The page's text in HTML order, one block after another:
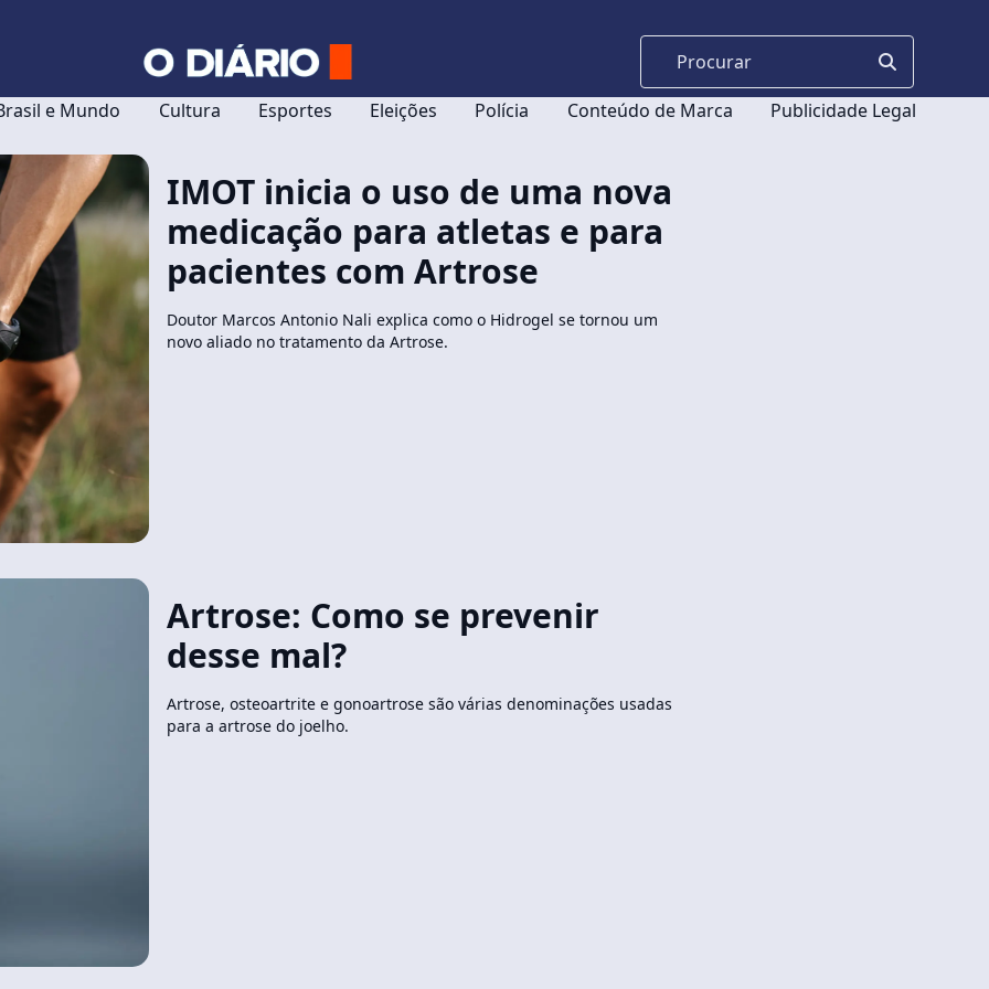
e Mundo Cultura Esportes Eleições Polícia Conteúdo de Marca Publicidade Legal
IMOT inicia o uso de uma nova
medicação para atletas e para
pacientes com Artrose
Doutor Marcos Antonio Nali explica como o Hidrogel se tornou um
novo aliado no tratamento da Artrose.
Artrose: Como se prevenir
desse mal?
Artrose, osteoartrite e gonoartrose são várias denominações usadas
para a artrose do joelho.